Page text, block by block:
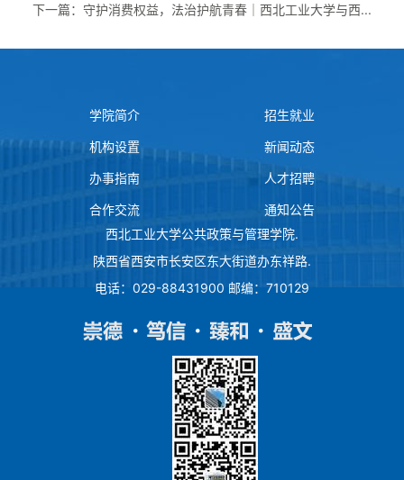
下一篇：守护消费权益，法治护航青春｜西北工业大学与西...
学院简介 招生就业
机构设置 新闻动态
办事指南 人才招聘
合作交流
通知公告
西北工业大学公共政策与管理学院.
陕西省西安市长安区东大街道办东祥路.
电话：029-88431900 邮编：710129